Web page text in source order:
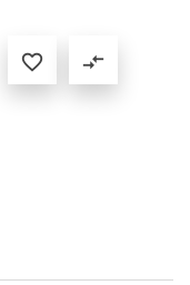
 compare_arrows